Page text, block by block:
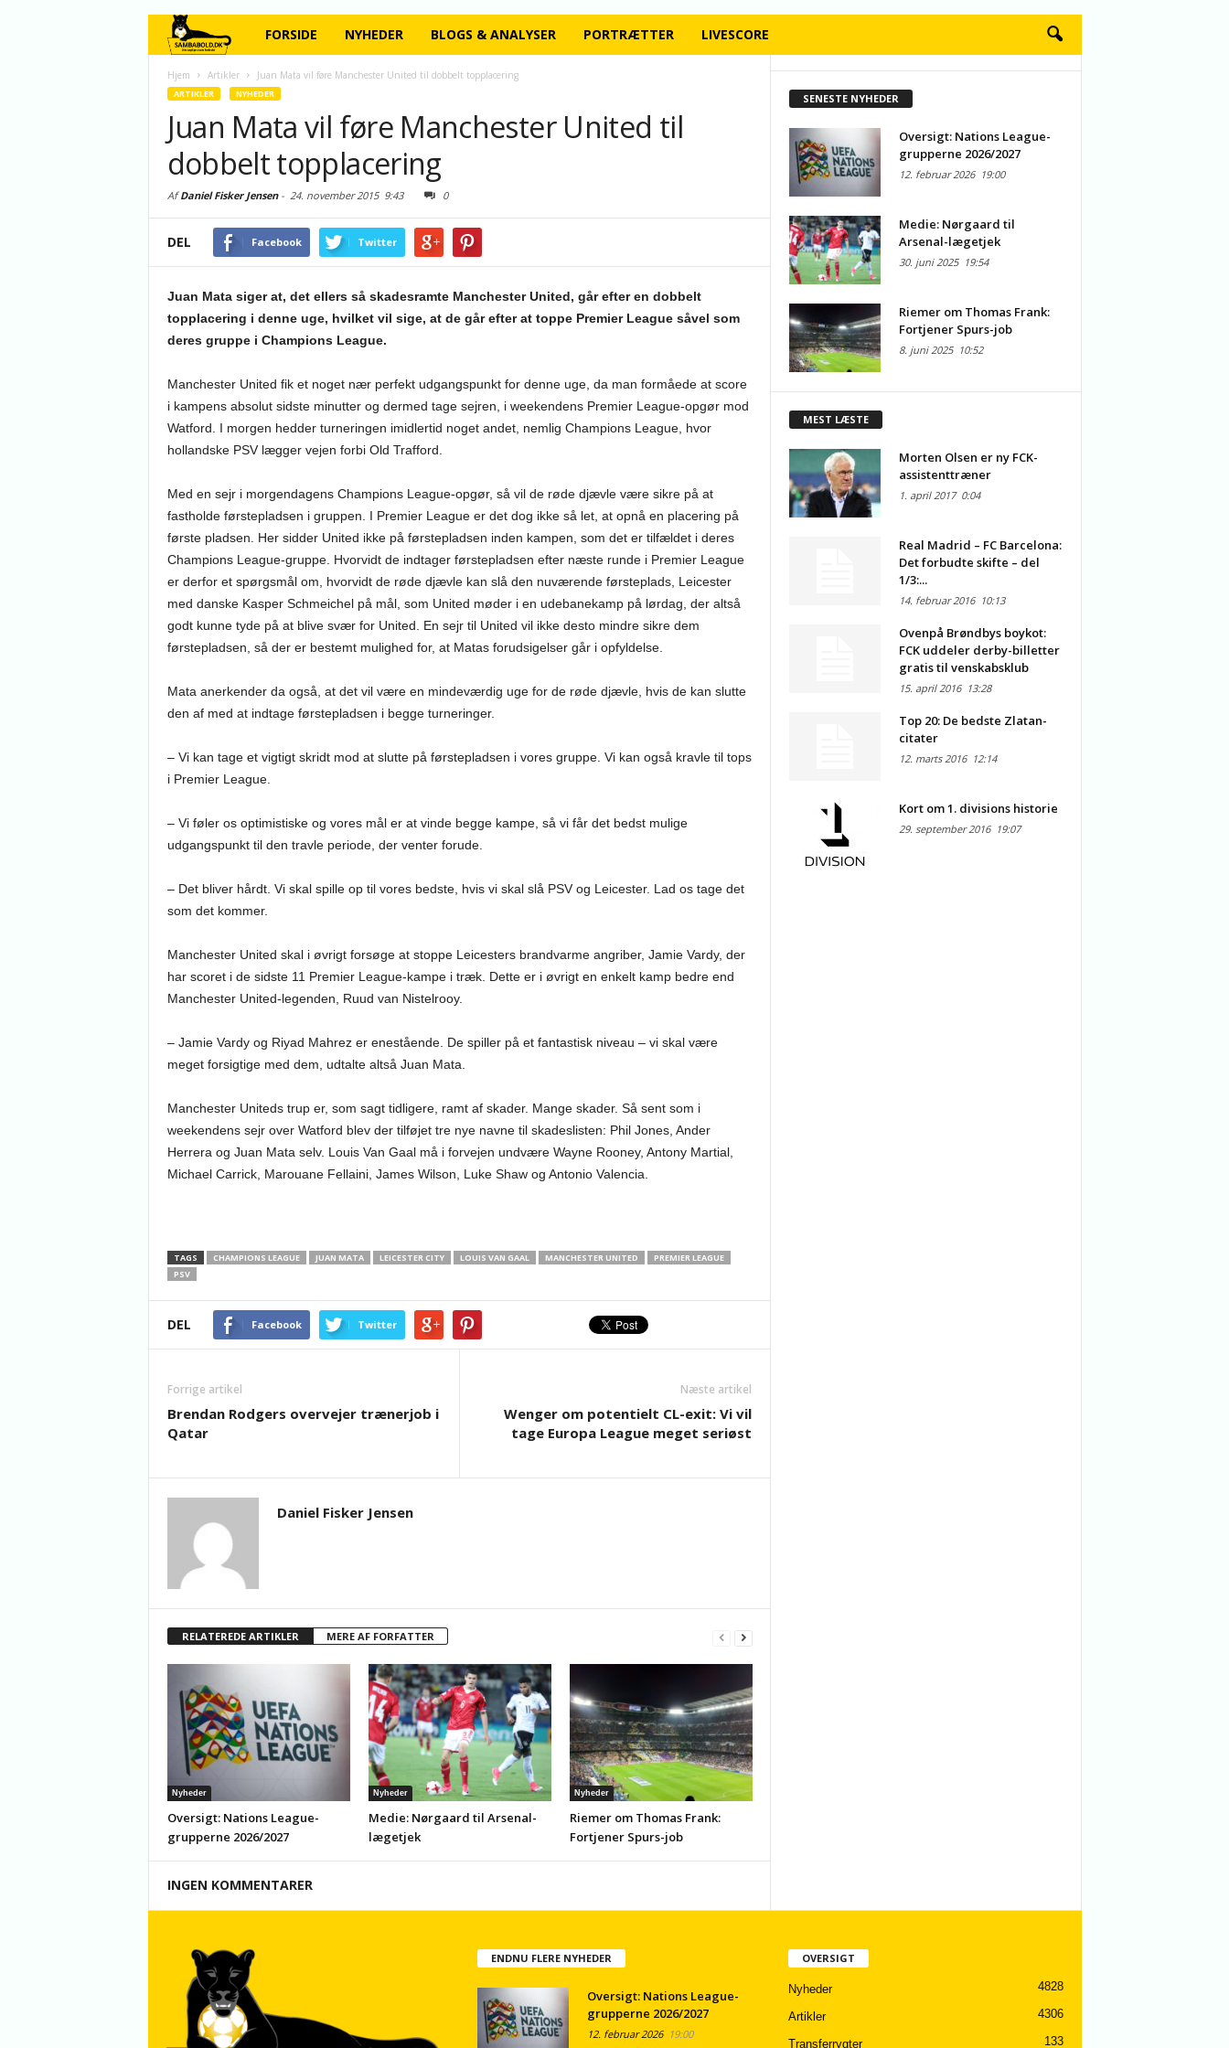
FORSIDE NYHEDER BLOGS & ANALYSER PORTRÆTTER LIVESCORE
Hjem Artikler Juan Mata vil føre Manchester United til dobbelt topplacering
ARTIKLER NYHEDER
Juan Mata vil føre Manchester United til
dobbelt topplacering
AfDaniel Fisker Jensen- 24. november 20159:43 0
DEL Facebook Twitter
Juan Mata siger at, det ellers så skadesramte Manchester United, går efter en dobbelt
topplacering i denne uge, hvilket vil sige, at de går efter at toppe Premier League såvel som
deres gruppe i Champions League.
Manchester United fik et noget nær perfekt udgangspunkt for denne uge, da man formåede at score
i kampens absolut sidste minutter og dermed tage sejren, i weekendens Premier League-opgør mod
Watford. I morgen hedder turneringen imidlertid noget andet, nemlig Champions League, hvor
hollandske PSV lægger vejen forbi Old Trafford.
Med en sejr i morgendagens Champions League-opgør, så vil de røde djævle være sikre på at
fastholde førstepladsen i gruppen. I Premier League er det dog ikke så let, at opnå en placering på
første pladsen. Her sidder United ikke på førstepladsen inden kampen, som det er tilfældet i deres
Champions League-gruppe. Hvorvidt de indtager førstepladsen efter næste runde i Premier League
er derfor et spørgsmål om, hvorvidt de røde djævle kan slå den nuværende førsteplads, Leicester
med danske Kasper Schmeichel på mål, som United møder i en udebanekamp på lørdag, der altså
godt kunne tyde på at blive svær for United. En sejr til United vil ikke desto mindre sikre dem
førstepladsen, så der er bestemt mulighed for, at Matas forudsigelser går i opfyldelse.
Mata anerkender da også, at det vil være en mindeværdig uge for de røde djævle, hvis de kan slutte
den af med at indtage førstepladsen i begge turneringer.
– Vi kan tage et vigtigt skridt mod at slutte på førstepladsen i vores gruppe. Vi kan også kravle til tops
i Premier League.
– Vi føler os optimistiske og vores mål er at vinde begge kampe, så vi får det bedst mulige
udgangspunkt til den travle periode, der venter forude.
– Det bliver hårdt. Vi skal spille op til vores bedste, hvis vi skal slå PSV og Leicester. Lad os tage det
som det kommer.
Manchester United skal i øvrigt forsøge at stoppe Leicesters brandvarme angriber, Jamie Vardy, der
har scoret i de sidste 11 Premier League-kampe i træk. Dette er i øvrigt en enkelt kamp bedre end
Manchester United-legenden, Ruud van Nistelrooy.
– Jamie Vardy og Riyad Mahrez er enestående. De spiller på et fantastisk niveau – vi skal være
meget forsigtige med dem, udtalte altså Juan Mata.
Manchester Uniteds trup er, som sagt tidligere, ramt af skader. Mange skader. Så sent som i
weekendens sejr over Watford blev der tilføjet tre nye navne til skadeslisten: Phil Jones, Ander
Herrera og Juan Mata selv. Louis Van Gaal må i forvejen undvære Wayne Rooney, Antony Martial,
Michael Carrick, Marouane Fellaini, James Wilson, Luke Shaw og Antonio Valencia.
TAGS CHAMPIONS LEAGUE JUAN MATA LEICESTER CITY LOUIS VAN GAAL MANCHESTER UNITED
PREMIER LEAGUE
PSV
DEL Facebook Twitter
Forrige artikel
Brendan Rodgers overvejer trænerjob i
Qatar
Næste artikel
Wenger om potentielt CL-exit: Vi vil
tage Europa League meget seriøst
Daniel Fisker Jensen
RELATEREDE ARTIKLER MERE AF FORFATTER
Nyheder
Oversigt: Nations League-
grupperne 2026/2027
Nyheder
Medie: Nørgaard til Arsenal-
lægetjek
Nyheder
Riemer om Thomas Frank:
Fortjener Spurs-job
INGEN KOMMENTARER
SENESTE NYHEDER
Oversigt: Nations League-
grupperne 2026/2027
12. februar 202619:00
Medie: Nørgaard til
Arsenal-lægetjek
30. juni 202519:54
Riemer om Thomas Frank:
Fortjener Spurs-job
8. juni 202510:52
MEST LÆSTE
Morten Olsen er ny FCK-
assistenttræner
1. april 20170:04
Real Madrid – FC Barcelona:
Det forbudte skifte – del
1/3:...
14. februar 201610:13
Ovenpå Brøndbys boykot:
FCK uddeler derby-billetter
gratis til venskabsklub
15. april 201613:28
Top 20: De bedste Zlatan-
citater
12. marts 201612:14
Kort om 1. divisions historie
29. september 201619:07
ENDNU FLERE NYHEDER
Oversigt: Nations League-
grupperne 2026/2027
12. februar 202619:00
OVERSIGT
Nyheder 4828
Artikler 4306
Transferrygter 133